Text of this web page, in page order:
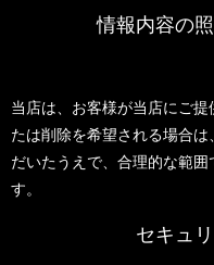
情報内容の
当店は、お客様が当店にご
たは削除を希望される場合
だいたうえで、合理的な範
す。
セキュ